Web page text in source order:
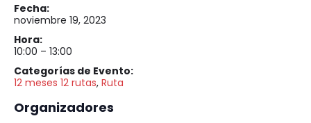
Fecha:
noviembre 19, 2023
Hora:
10:00 – 13:00
Categorías de Evento:
12 meses 12 rutas, Ruta
Organizadores